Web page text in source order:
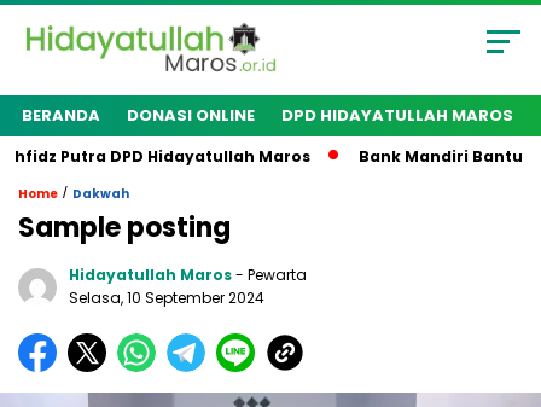
BERANDA DONASI ONLINE DPD HIDAYATULLAH MAROS
Putra DPD Hidayatullah Maros Bank Mandiri Bantu
Home / Dakwah
Sample posting
Hidayatullah Maros- Pewarta
Selasa, 10 September 2024